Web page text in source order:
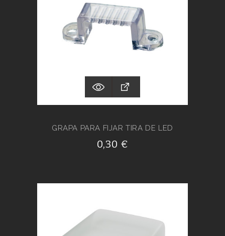
GRAPA PARA FIJAR TIRA DE LED
0,30 €